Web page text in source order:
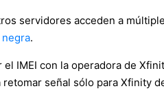
servidores acceden a
.
IMEI con la operadora de
señal sólo para Xfinity